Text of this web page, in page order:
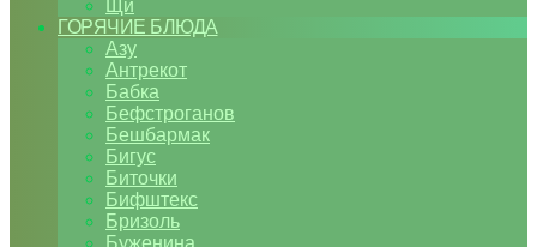
Щи
ГОРЯЧИЕ БЛЮДА
Азу
Антрекот
Бабка
Бефстроганов
Бешбармак
Бигус
Биточки
Бифштекс
Бризоль
Буженина